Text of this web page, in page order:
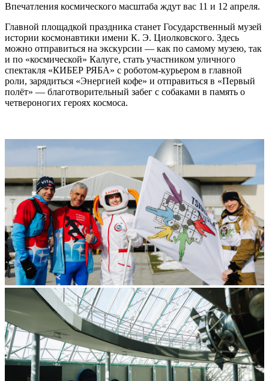
Впечатления космического масштаба ждут вас 11 и 12 апреля.
Главной площадкой праздника станет Государственный музей
истории космонавтики имени К. Э. Циолковского. Здесь
можно отправиться на экскурсии — как по самому музею, так
и по «космической» Калуге, стать участником уличного
спектакля «КИБЕР РЯБА» с роботом-курьером в главной
роли, зарядиться «Энергией кофе» и отправиться в «Первый
полёт» — благотворительный забег с собаками в память о
четвероногих героях космоса.